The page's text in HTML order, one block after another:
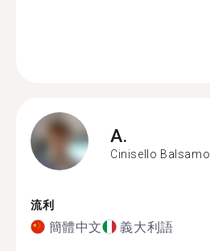
A.
Cinisello Balsamo
流利
簡體中文 義大利語